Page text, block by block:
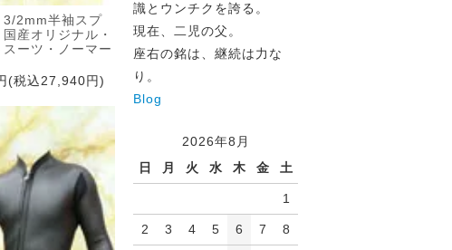
3/2mm半袖スプ
国産オリジナル・
スーツ・ノーマー
(税込27,940円)
識とウンチクを誇る。
現在、二児の父。
座右の銘は、継続は力な
り。
Blog
2026年8月
日
月 火 水 木 金 土
1
2 3 4 5 6 7 8